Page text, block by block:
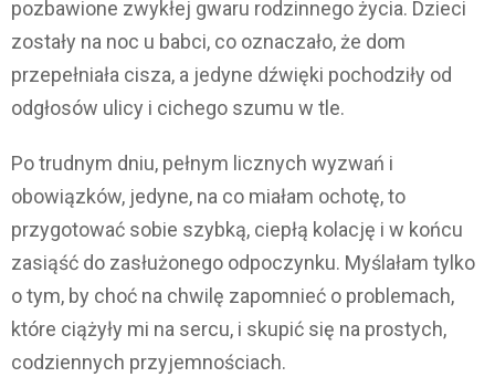
pozbawione zwykłej gwaru rodzinnego życia. Dzieci
zostały na noc u babci, co oznaczało, że dom
przepełniała cisza, a jedyne dźwięki pochodziły od
odgłosów ulicy i cichego szumu w tle.
Po trudnym dniu, pełnym licznych wyzwań i
obowiązków, jedyne, na co miałam ochotę, to
przygotować sobie szybką, ciepłą kolację i w końcu
zasiąść do zasłużonego odpoczynku. Myślałam tylko
o tym, by choć na chwilę zapomnieć o problemach,
które ciążyły mi na sercu, i skupić się na prostych,
codziennych przyjemnościach.